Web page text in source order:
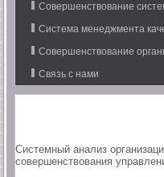
Совершенствование
Система менеджмента
Совершенствование
Связь с нами
Системный анализ
совершенствования